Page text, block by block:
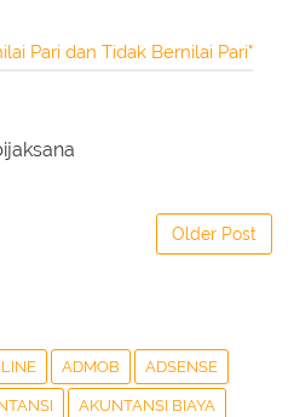
Pari dan Tidak Bernilai Pari"
Older Post
ADMOB ADSENSE
AKUNTANSI BIAYA